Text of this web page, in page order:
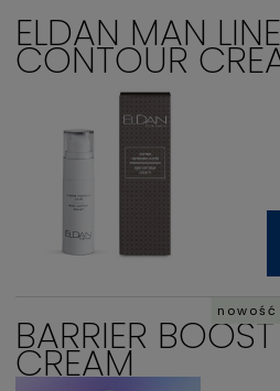
ELDAN MAN
CONTOUR
BARRIER
CREAM
nowość